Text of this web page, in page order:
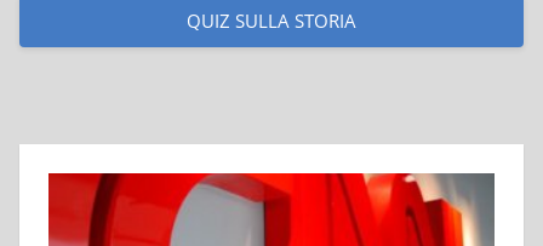
QUIZ SULLA STORIA